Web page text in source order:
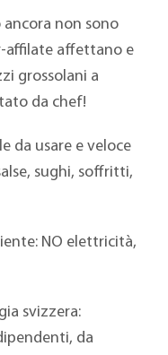
non sono
affilate affettano e
grossolani a
da chef!
da usare e veloce
sughi, soffritti,
NO elettricità,
svizzera:
da